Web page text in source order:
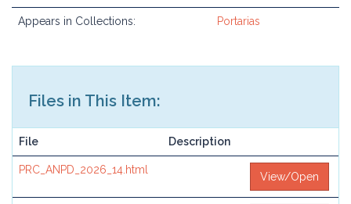
Appears in Collections: Portarias
Files in This Item:
File Description
PRC_ANPD_2026_14.html
View/Open